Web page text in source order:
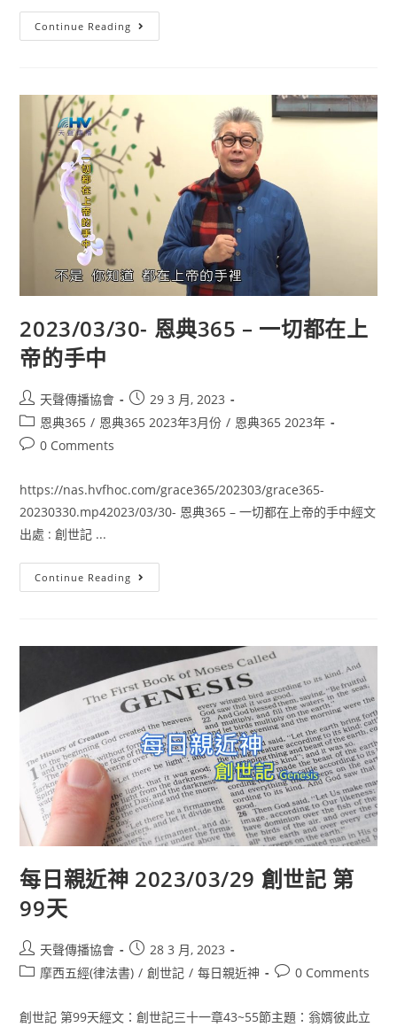
Continue Reading
2023/03/30- 恩典365 – 一切都在上
帝的手中
天聲傳播協會
29 3 月, 2023
恩典365 / 恩典365 2023年3月份 / 恩典365 2023年
0 Comments
https://nas.hvfhoc.com/grace365/202303/grace365-
20230330.mp42023/03/30- 恩典365 – 一切都在上帝的手中經文
出處 : 創世記 ...
Continue Reading
每日親近神 2023/03/29 創世記 第
99天
天聲傳播協會
28 3 月, 2023
摩西五經(律法書) / 創世記 / 每日親近神 0 Comments
創世記 第99天經文：創世記三十一章43~55節主題：翁婿彼此立